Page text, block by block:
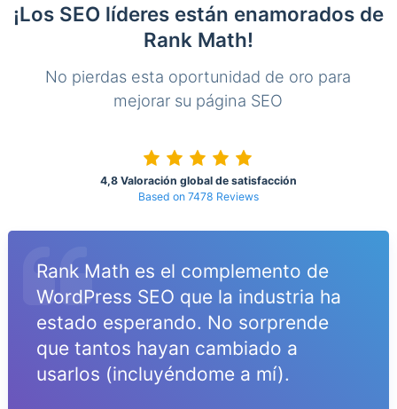
¡Los SEO líderes están enamorados de
Rank Math!
No pierdas esta oportunidad de oro para
mejorar su página SEO
4,8 Valoración global de satisfacción
Based on 7478 Reviews
Rank Math es el complemento de
WordPress SEO que la industria ha
estado esperando. No sorprende
que tantos hayan cambiado a
usarlos (incluyéndome a mí).